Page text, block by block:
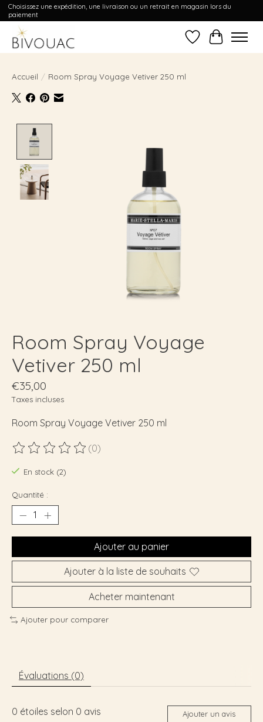
Choisissez une expédition, une livraison ou un retrait en magasin lors du
paiement
Liste dePanier
Accueil / Room Spray Voyage Vetiver 250 ml
Room Spray Voyage
Vetiver 250 ml
€35,00
Taxes incluses
Room Spray Voyage Vetiver 250 ml
Ce produit est évalué à
(0)
En stock (2)
Quantité :
Ajouter au panier
Ajouter à la liste de souhaits
Acheter maintenant
Ajouter pour comparer
Évaluations (0)
0 étoiles selon 0 avis Ajouter un avis